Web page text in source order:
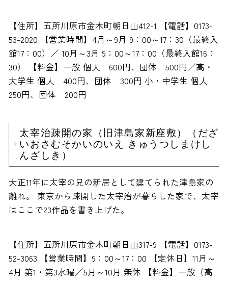
【住所】五所川原市金木町朝日山412-1 【電話】0173-
53-2020 【営業時間】4月～9月 9：00～17：30（最終入
館17：00）／ 10月～3月 9：00～17：00（最終入館16：
30） 【料金】一般 個人 600円、団体 500円／高・
大学生 個人 400円、団体 300円 小・中学生 個人
250円、団体 200円
太宰治疎開の家（旧津島家新座敷）（だざ
いおさむそかいのいえ きゅうつしまけし
んざしき）
大正11年に太宰の兄の新居として建てられた津島家の
離れ。 東京から疎開した太宰治が暮らした家で、太宰
はここで23作品を書き上げた。
【住所】五所川原市金木町朝日山317-9 【電話】0173-
52-3063 【営業時間】9：00～17：00 【定休日】11月～
4月 第1・第3水曜／5月～10月 無休 【料金】一般（高